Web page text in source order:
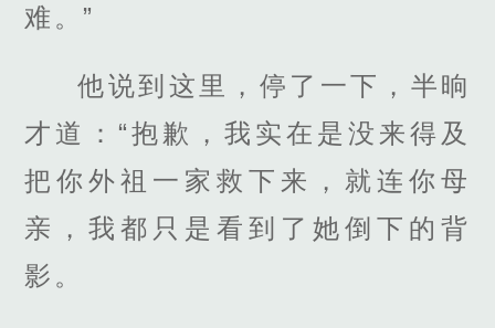
难。”
他说到这里，停了一下，半晌
才道：“抱歉，我实在是没来得及
把你外祖一家救下来，就连你母
亲，我都只是看到了她倒下的背
影。